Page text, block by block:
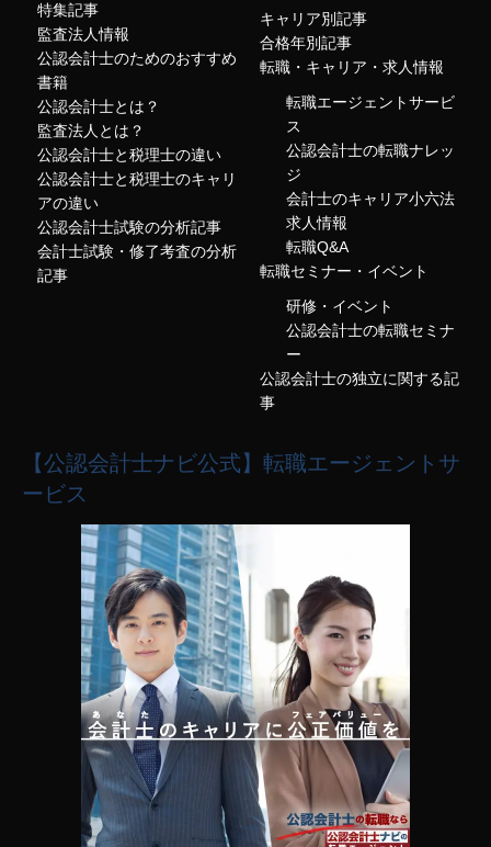
特集記事
監査法人情報
公認会計士のためのおすすめ
書籍
公認会計士とは？
監査法人とは？
公認会計士と税理士の違い
公認会計士と税理士のキャリ
アの違い
公認会計士試験の分析記事
会計士試験・修了考査の分析
記事
キャリア別記事
合格年別記事
転職・キャリア・求人情報
転職エージェントサービ
ス
公認会計士の転職ナレッ
ジ
会計士のキャリア小六法
求人情報
転職Q&A
転職セミナー・イベント
研修・イベント
公認会計士の転職セミナ
ー
公認会計士の独立に関する記
事
【公認会計士ナビ公式】転職エージェントサ
ービス